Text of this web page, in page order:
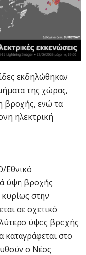
εκδηλώθηκαν
της χώρας,
βροχής, ενώ τα
ηλεκτρική
Εθνικό
ύψη βροχής
κυρίως στην
σε σχετικό
ύψος βροχής
καταγράφεται στο
ο Νέος